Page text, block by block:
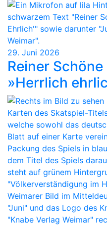
29. Juni 2026
Reiner
»Herrlich